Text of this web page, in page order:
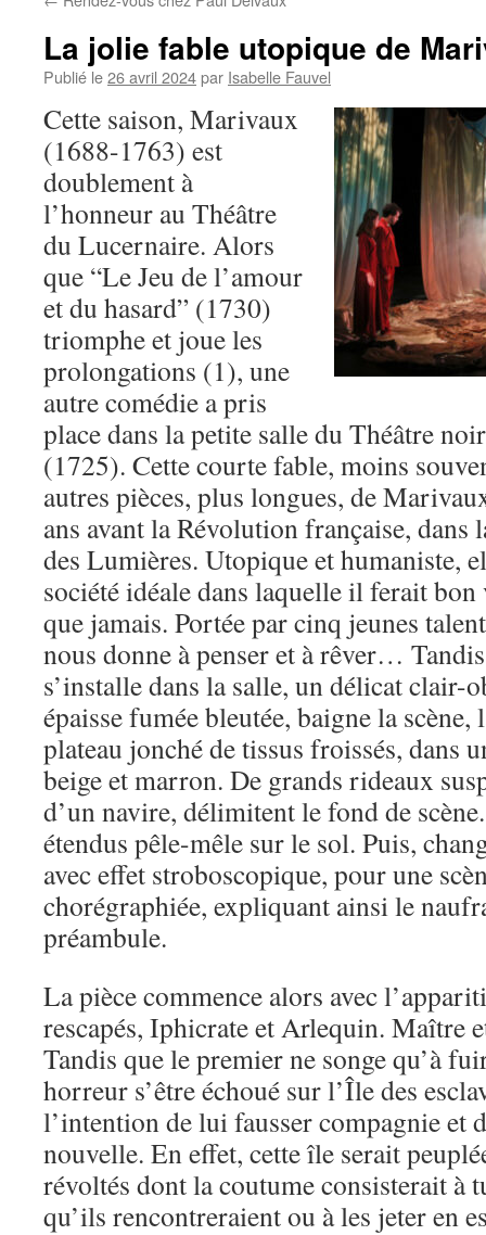
La jolie fable utopique de
Publié le26 avril 2024par Isabelle Fauvel
Cette saison, Marivaux
(1688-1763) est
doublement à
l’honneur au Théâtre
du Lucernaire. Alors
que “Le Jeu de l’amour
et du hasard” (1730)
triomphe et joue les
prolongations (1), une
autre comédie a pris
place dans la petite salle du Théâtre
(1725). Cette courte fable, moins
autres pièces, plus longues, de
ans avant la Révolution française,
des Lumières. Utopique et humaniste,
société idéale dans laquelle il ferait
que jamais. Portée par cinq jeunes
nous donne à penser et à rêver…
s’installe dans la salle, un délicat clair-
épaisse fumée bleutée, baigne la
plateau jonché de tissus froissés, dans
beige et marron. De grands rideaux
d’un navire, délimitent le fond de
étendus pêle-mêle sur le sol. Puis,
avec effet stroboscopique, pour une
chorégraphiée, expliquant ainsi le
préambule.
La pièce commence alors avec
rescapés, Iphicrate et Arlequin. Maître
Tandis que le premier ne songe qu’à
horreur s’être échoué sur l’Île des
l’intention de lui fausser compagnie et
nouvelle. En effet, cette île serait
révoltés dont la coutume consisterait à
qu’ils rencontreraient ou à les jeter en